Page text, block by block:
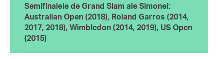
Semifinalele de Grand Slam ale Simonei:
Australian Open (2018), Roland Garros (2014,
2017, 2018), Wimbledon (2014, 2019), US Open
(2015)